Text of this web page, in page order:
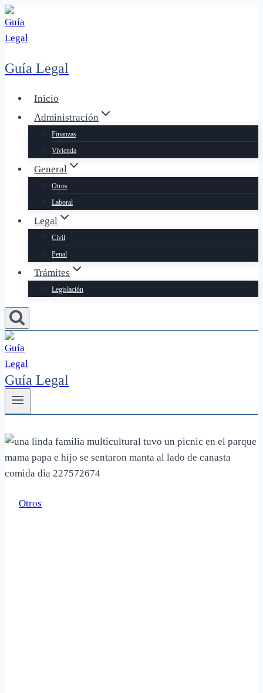
Saltar
al
contenido
Guía Legal
Inicio
Administración
Finanzas
Vivienda
General
Otros
Laboral
Legal
Civil
Penal
Trámites
Legislación
Guía Legal
Otros